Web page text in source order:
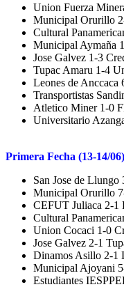
Union Fuerza
Municipal Orurillo
Cultural
Municipal Aymaña
Jose Galvez 1-3
Tupac Amaru 1-4
Leones de
Transportistas
Atletico Miner 1-0
Universitario
Primera Fecha (13-14/06)
San Jose de
Municipal Orurillo
CEFUT Juliaca 2-1
Cultural
Union Cocaci 1-0
Jose Galvez 2-1
Dinamos Asillo 2-1
Municipal Ajoyani
Estudiantes